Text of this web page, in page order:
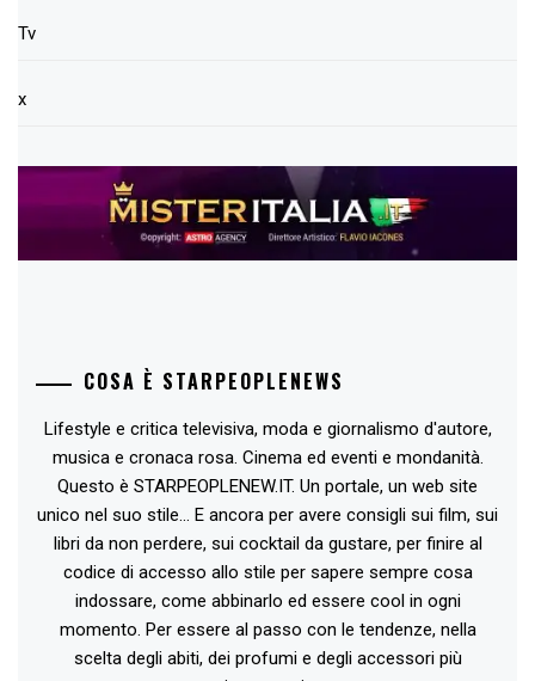
Tv
x
COSA È STARPEOPLENEWS
Lifestyle e critica televisiva, moda e giornalismo d'autore,
musica e cronaca rosa. Cinema ed eventi e mondanità.
Questo è STARPEOPLENEW.IT. Un portale, un web site
unico nel suo stile... E ancora per avere consigli sui film, sui
libri da non perdere, sui cocktail da gustare, per finire al
codice di accesso allo stile per sapere sempre cosa
indossare, come abbinarlo ed essere cool in ogni
momento. Per essere al passo con le tendenze, nella
scelta degli abiti, dei profumi e degli accessori più